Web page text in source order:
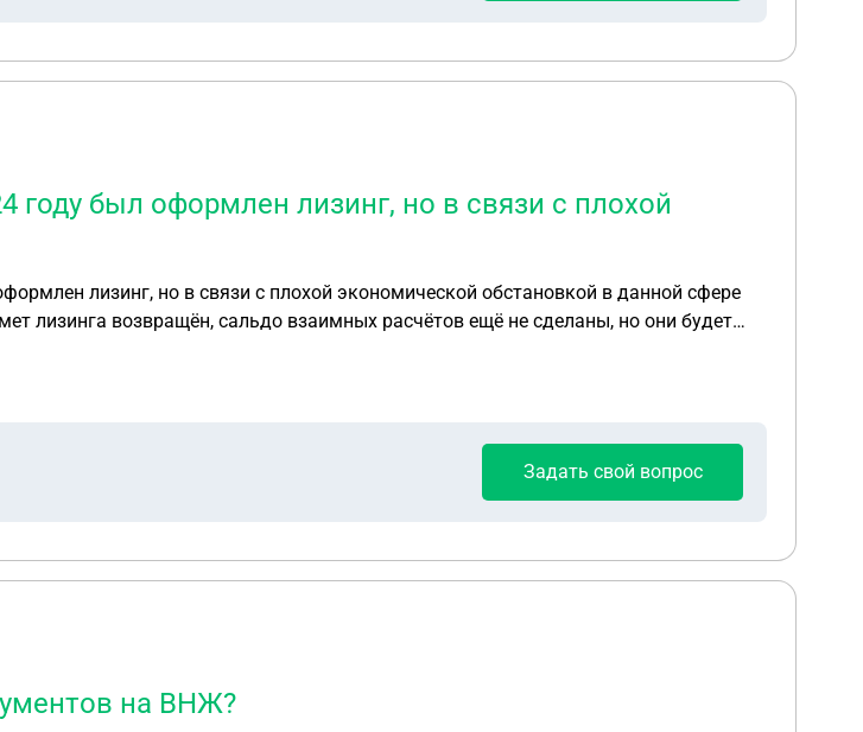
был оформлен лизинг, но в связи с плохой
лизинг, но в связи с плохой экономической обстановкой в данной сфере
лизинга возвращён, сальдо взаимных расчётов ещё не сделаны, но они будет
находится на грани банкротства и присылают нам только уведомления о
Задать свой вопрос
на ВНЖ?